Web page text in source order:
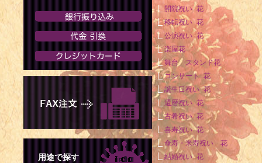
開院祝い 花
移転祝い 花
公演祝い 花
楽屋花
舞台 スタンド花
コンサート 花
誕生日祝い 花
還暦祝い 花
古希祝い 花
喜寿祝い 花
傘寿・米寿祝い 花
結婚祝い 花
用途で探す